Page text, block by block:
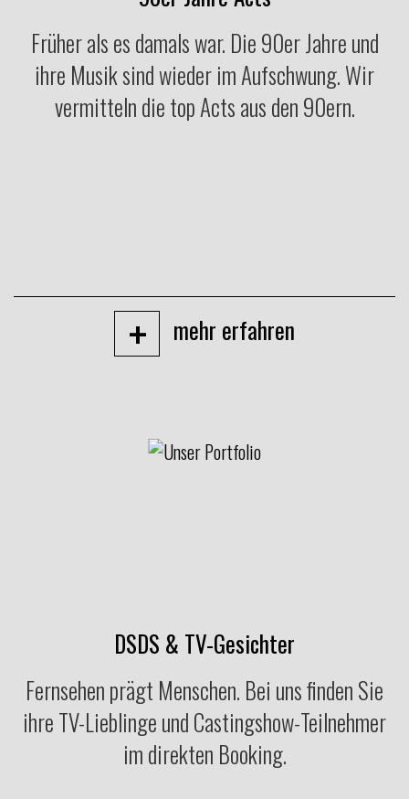
Früher als es damals war. Die 90er Jahre und
ihre Musik sind wieder im Aufschwung. Wir
vermitteln die top Acts aus den 90ern.
+ mehr erfahren
DSDS & TV-Gesichter
Fernsehen prägt Menschen. Bei uns finden Sie
ihre TV-Lieblinge und Castingshow-Teilnehmer
im direkten Booking.